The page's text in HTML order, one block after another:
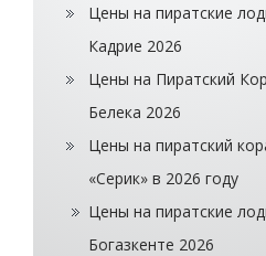
Цены на пиратские
Кадрие 2026
Цены на Пиратский
Белека 2026
Цены на пиратский
«Серик» в 2026 году
Цены на пиратские
Богазкенте 2026